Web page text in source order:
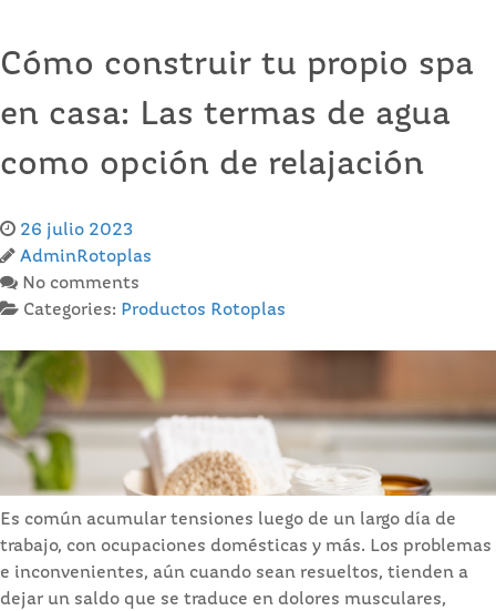
Cómo construir tu propio spa
en casa: Las termas de agua
como opción de relajación
26 julio 2023
AdminRotoplas
No comments
Categories: Productos Rotoplas
Es común acumular tensiones luego de un largo día de
trabajo, con ocupaciones domésticas y más. Los problemas
e inconvenientes, aún cuando sean resueltos, tienden a
dejar un saldo que se traduce en dolores musculares,